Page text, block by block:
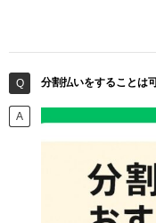
分割払いをすることは